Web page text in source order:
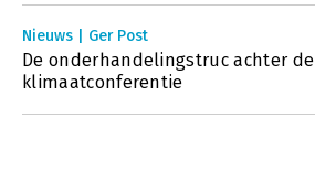
Nieuws | Ger Post
De onderhandelingstruc achter de
klimaatconferentie